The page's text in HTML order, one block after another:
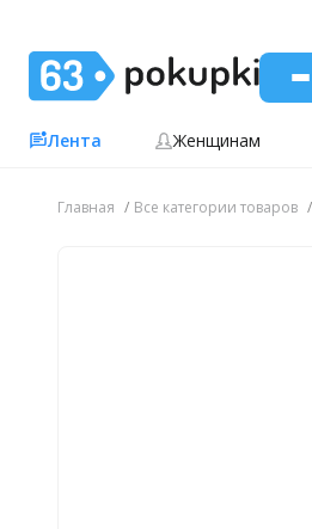
Лента Женщинам
Главная Все категории товаров